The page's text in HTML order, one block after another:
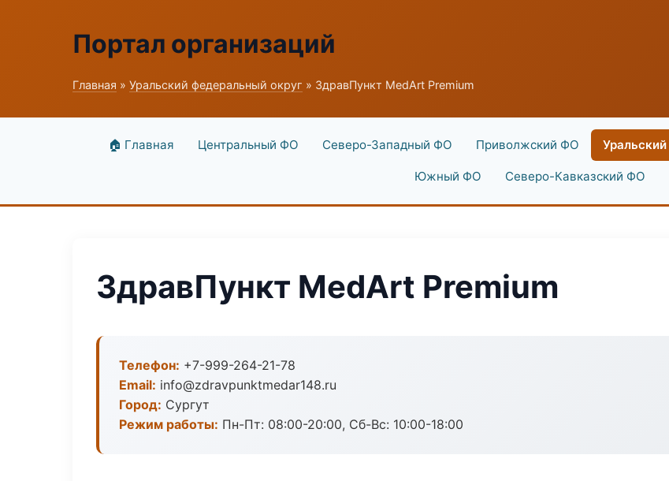
Портал организаций
Главная » Уральский федеральный округ » ЗдравПункт MedArt Premium
🏠 Главная Центральный ФО Северо-Западный ФО Приволжский ФО
Южный ФО Северо-Кавказский ФО
ЗдравПункт MedArt Premium
Телефон: +7-999-264-21-78
Email: info@zdravpunktmedar148.ru
Город: Сургут
Режим работы: Пн-Пт: 08:00-20:00, Сб-Вс: 10:00-18:00